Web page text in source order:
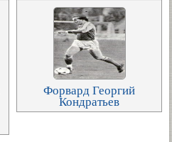
Форвард Георгий
Кондратьев